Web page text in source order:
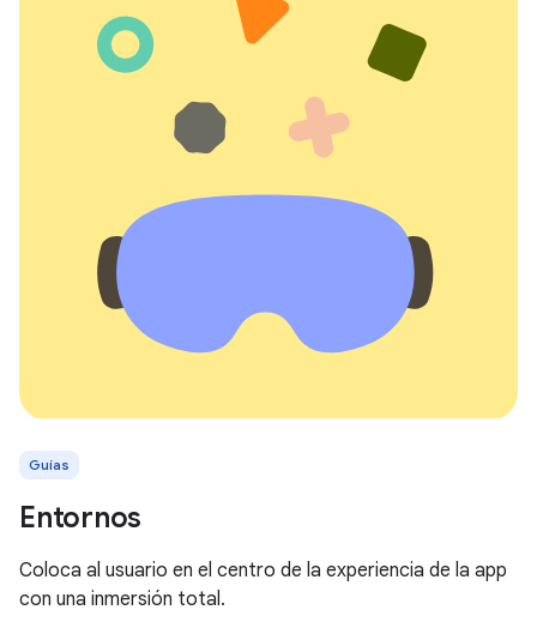
Guías
Entornos
Coloca al usuario en el centro de la experiencia de la app
con una inmersión total.